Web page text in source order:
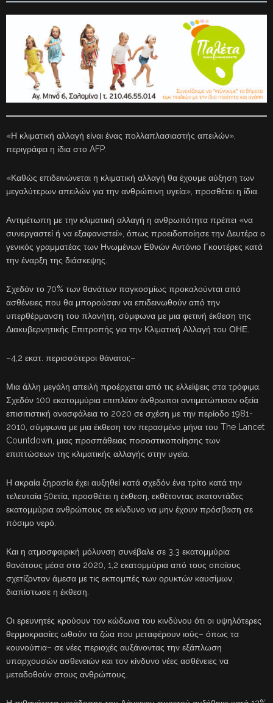
«Η κλιματική αλλαγή είναι ένας πολλαπλασιαστής απειλών»,
περιγράφει η ίδια στο AFP.
«Καθώς επιδεινώνεται η κλιματική αλλαγή θα έχουμε αύξηση των
μεγαλύτερων απειλών για την ανθρώπινη υγεία», προσθέτει η ίδια.
Αντιμέτωπη με την κλιματική αλλαγή η ανθρωπότητα πρέπει «να
συνεργαστεί ή να εξαφανιστεί», όπως προειδοποίησε την Δευτέρα ο
γενικός γραμματέας των Ηνωμένων Εθνών Αντόνιο Γκουτέρες κατά
την έναρξη της διάσκεψης.
Σχεδόν το 70% των θανάτων παγκοσμίως προκαλούνται από
ασθένειες που θα μπορούσαν να επιδεινωθούν από την
υπερθέρμανση του πλανήτη, σύμφωνα με μια φετινή έκθεση της
Διακυβερνητικής Επιτροπής για την Κλιματική Αλλαγή του ΟΗΕ.
–4,2 εκατ. περισσότεροι θάνατοι;–
Μια άλλη μεγάλη απειλή προέρχεται από τις ελλείψεις στα τρόφιμα.
Σχεδόν 100 εκατομμύρια επιπλέον άνθρωποι αντιμετώπισαν οξεία
επισιτιστική ανασφάλεια το 2020 σε σχέση με την περίοδο 1981-
2010, σύμφωνα με μια έκθεση τον περασμένο μήνα του The Lancet
Countdown, μιας προσπάθειας ποσοστικοποίησης των
επιπτώσεων της κλιματικής αλλαγής στην υγεία.
Η ακραία ξηρασία έχει αυξηθεί κατά σχεδόν ένα τρίτο κατά την
τελευταία 50ετία, προσθέτει η έκθεση, εκθέτοντας εκατοντάδες
εκατομμύρια ανθρώπους σε κίνδυνο να μην έχουν πρόσβαση σε
πόσιμο νερό.
Και η ατμοσφαιρική μόλυνση συνέβαλε σε 3,3 εκατομμύρια
θανάτους μέσα στο 2020, 1,2 εκατομμύρια από τους οποίους
σχετίζονταν άμεσα με τις εκπομπές των ορυκτών καυσίμων,
διαπίστωσε η έκθεση.
Οι ερευνητές κρούουν τον κώδωνα του κινδύνου ότι οι υψηλότερες
θερμοκρασίες ωθούν τα ζώα που μεταφέρουν ιούς– όπως τα
κουνούπια– σε νέες περιοχές αυξάνοντας την εξάπλωση
υπαρχουσών ασθενειών και τον κίνδυνο νέες ασθένειες να
μεταδοθούν στους ανθρώπους.